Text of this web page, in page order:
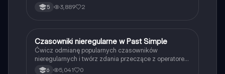
5 3,889 2
CJęzyk angielski
Czasowniki nieregularne w Past Simple
Ćwicz odmianę popularnych czasowników
nieregularnych i twórz zdania przeczące z operatorem
didn't w czasie Past Simple.
6 5,041 0